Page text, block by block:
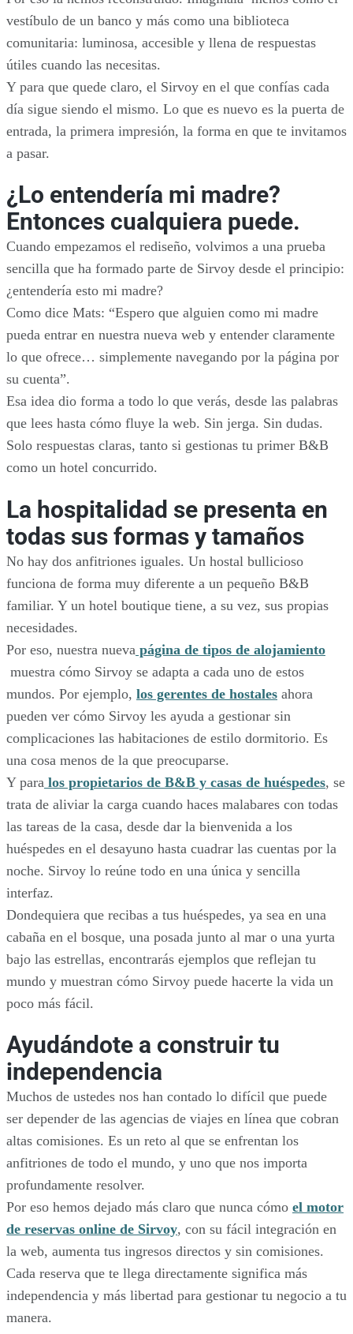
vestíbulo de un banco y más como una biblioteca
comunitaria: luminosa, accesible y llena de respuestas
útiles cuando las necesitas.
Y para que quede claro, el Sirvoy en el que confías cada
día sigue siendo el mismo. Lo que es nuevo es la puerta de
entrada, la primera impresión, la forma en que te invitamos
a pasar.
¿Lo entendería mi madre?
Entonces cualquiera puede.
Cuando empezamos el rediseño, volvimos a una prueba
sencilla que ha formado parte de Sirvoy desde el principio:
¿entendería esto mi madre?
Como dice Mats: “Espero que alguien como mi madre
pueda entrar en nuestra nueva web y entender claramente
lo que ofrece… simplemente navegando por la página por
su cuenta”.
Esa idea dio forma a todo lo que verás, desde las palabras
que lees hasta cómo fluye la web. Sin jerga. Sin dudas.
Solo respuestas claras, tanto si gestionas tu primer B&B
como un hotel concurrido.
La hospitalidad se presenta en
todas sus formas y tamaños
No hay dos anfitriones iguales. Un hostal bullicioso
funciona de forma muy diferente a un pequeño B&B
familiar. Y un hotel boutique tiene, a su vez, sus propias
necesidades.
Por eso, nuestra nueva página de tipos de alojamiento
muestra cómo Sirvoy se adapta a cada uno de estos
mundos. Por ejemplo, los gerentes de hostales ahora
pueden ver cómo Sirvoy les ayuda a gestionar sin
complicaciones las habitaciones de estilo dormitorio. Es
una cosa menos de la que preocuparse.
Y para los propietarios de B&B y casas de huéspedes, se
trata de aliviar la carga cuando haces malabares con todas
las tareas de la casa, desde dar la bienvenida a los
huéspedes en el desayuno hasta cuadrar las cuentas por la
noche. Sirvoy lo reúne todo en una única y sencilla
interfaz.
Dondequiera que recibas a tus huéspedes, ya sea en una
cabaña en el bosque, una posada junto al mar o una yurta
bajo las estrellas, encontrarás ejemplos que reflejan tu
mundo y muestran cómo Sirvoy puede hacerte la vida un
poco más fácil.
Ayudándote a construir tu
independencia
Muchos de ustedes nos han contado lo difícil que puede
ser depender de las agencias de viajes en línea que cobran
altas comisiones. Es un reto al que se enfrentan los
anfitriones de todo el mundo, y uno que nos importa
profundamente resolver.
Por eso hemos dejado más claro que nunca cómo el motor
de reservas online de Sirvoy, con su fácil integración en
la web, aumenta tus ingresos directos y sin comisiones.
Cada reserva que te llega directamente significa más
independencia y más libertad para gestionar tu negocio a tu
manera.